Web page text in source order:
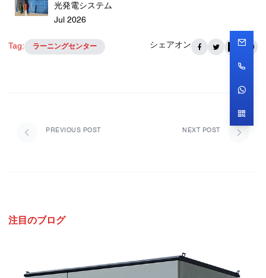
光発電システム
Jul 2026
Tag: ラーニングセンター シェアオン
PREVIOUS POST NEXT POST
注目のブログ